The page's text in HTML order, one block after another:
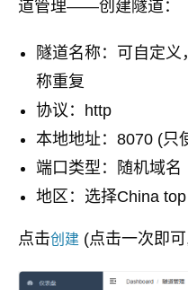
道管理——创建隧道：
隧道名称：可自定
称重复
协议：http
本地地址：8070 (只
端口类型：随机域名
地区：选择China top
点击创建 (点击一次即